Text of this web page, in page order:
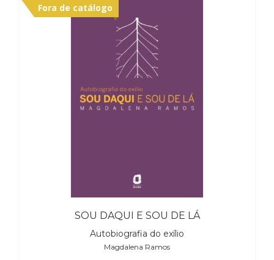
Fora de catálogo
SOU DAQUI E SOU DE LÁ
Autobiografia do exílio
Magdalena Ramos